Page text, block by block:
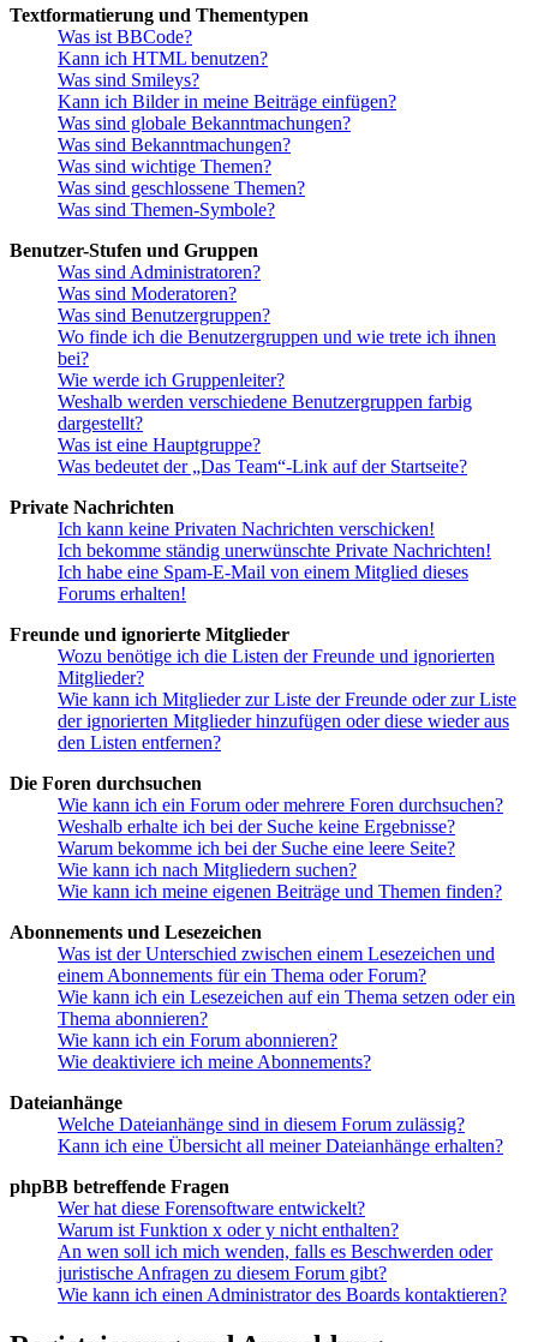
Textformatierung und Thementypen
Was ist BBCode?
Kann ich HTML benutzen?
Was sind Smileys?
Kann ich Bilder in meine Beiträge einfügen?
Was sind globale Bekanntmachungen?
Was sind Bekanntmachungen?
Was sind wichtige Themen?
Was sind geschlossene Themen?
Was sind Themen-Symbole?
Benutzer-Stufen und Gruppen
Was sind Administratoren?
Was sind Moderatoren?
Was sind Benutzergruppen?
Wo finde ich die Benutzergruppen und wie trete ich ihnen
bei?
Wie werde ich Gruppenleiter?
Weshalb werden verschiedene Benutzergruppen farbig
dargestellt?
Was ist eine Hauptgruppe?
Was bedeutet der „Das Team“-Link auf der Startseite?
Private Nachrichten
Ich kann keine Privaten Nachrichten verschicken!
Ich bekomme ständig unerwünschte Private Nachrichten!
Ich habe eine Spam-E-Mail von einem Mitglied dieses
Forums erhalten!
Freunde und ignorierte Mitglieder
Wozu benötige ich die Listen der Freunde und ignorierten
Mitglieder?
Wie kann ich Mitglieder zur Liste der Freunde oder zur Liste
der ignorierten Mitglieder hinzufügen oder diese wieder aus
den Listen entfernen?
Die Foren durchsuchen
Wie kann ich ein Forum oder mehrere Foren durchsuchen?
Weshalb erhalte ich bei der Suche keine Ergebnisse?
Warum bekomme ich bei der Suche eine leere Seite?
Wie kann ich nach Mitgliedern suchen?
Wie kann ich meine eigenen Beiträge und Themen finden?
Abonnements und Lesezeichen
Was ist der Unterschied zwischen einem Lesezeichen und
einem Abonnements für ein Thema oder Forum?
Wie kann ich ein Lesezeichen auf ein Thema setzen oder ein
Thema abonnieren?
Wie kann ich ein Forum abonnieren?
Wie deaktiviere ich meine Abonnements?
Dateianhänge
Welche Dateianhänge sind in diesem Forum zulässig?
Kann ich eine Übersicht all meiner Dateianhänge erhalten?
phpBB betreffende Fragen
Wer hat diese Forensoftware entwickelt?
Warum ist Funktion x oder y nicht enthalten?
An wen soll ich mich wenden, falls es Beschwerden oder
juristische Anfragen zu diesem Forum gibt?
Wie kann ich einen Administrator des Boards kontaktieren?